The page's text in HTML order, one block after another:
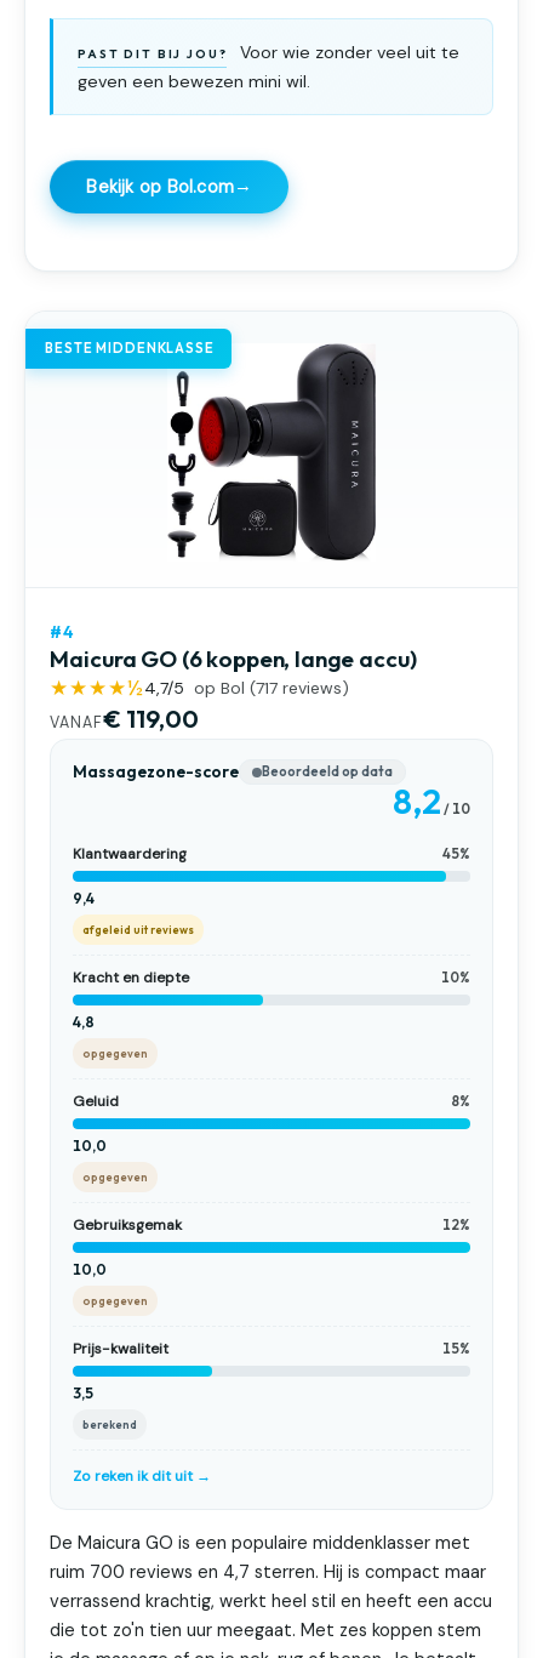
PAST DIT BIJ JOU?
Voor wie zonder veel uit te
geven een bewezen mini wil.
Bekijk op Bol.com→
BESTE MIDDENKLASSE
#4
Maicura GO (6 koppen, lange accu)
★★★★½4,7/5 op Bol (717reviews)
VANAF€ 119,00
Massagezone-score Beoordeeld op data
8,2 / 10
Klantwaardering 45%
9,4
afgeleid uit reviews
Kracht en diepte 10%
4,8
opgegeven
Geluid 8%
10,0
opgegeven
Gebruiksgemak 12%
10,0
opgegeven
Prijs-kwaliteit 15%
3,5
berekend
Zo reken ik dit uit →
De Maicura GO is een populaire middenklasser met
ruim 700 reviews en 4,7 sterren. Hij is compact maar
verrassend krachtig, werkt heel stil en heeft een accu
die tot zo'n tien uur meegaat. Met zes koppen stem